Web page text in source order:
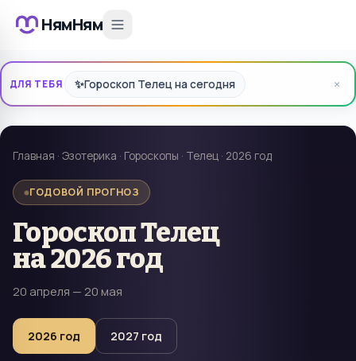
НямНям
ДЛЯ ТЕБЯ ✨Гороскоп Телец на сегодня ×
Главная · Эзотерика · Гороскопы · Телец · 2026 год
ГОДОВОЙ ПРОГНОЗ
ГороскопТелец
на2026 год
20 апреля — 20 мая
2026 год 2027 год